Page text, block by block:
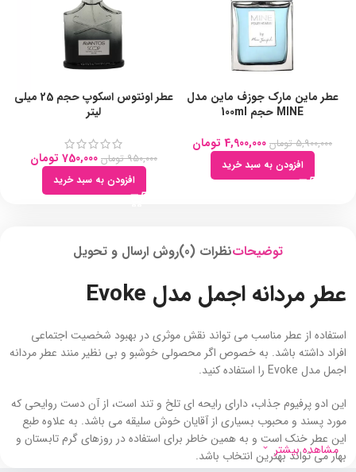
عطر ماین مارک جوزف ماین مدل
MINE حجم 100ml
5,900,000 تومان 4,900,000 تومان
افزودن به سبد خرید
عطر اونتوس اسکوپ حجم 25 میلی
لیتر
950,000 تومان 750,000 تومان
افزودن به سبد خرید
توضیحاتنظرات (0) روش ارسال و تحویل
عطر مردانه اجمل مدل Evoke
استفاده از عطر مناسب می تواند نقش موثری در بهبود شخصیت اجتماعی
افراد داشته باشد. به خصوص اگر محصولی خوشبو و بی نظیر منند عطر مردانه
اجمل مدل Evoke را استفاده کنید.
این ادو پرفیوم جذاب، دارای رایحه ای تلخ و تند است، از آن دست روایحی که
مورد پسند و محبوب بسیاری از آقایان خوش سلیقه می باشد. به علاوه طبع
این عطر خنک است و به همین خاطر برای استفاده در روزهای گرم تابستان و
بهار می تواند بهترین انتخاب باشد.
مشاهده بیشتر